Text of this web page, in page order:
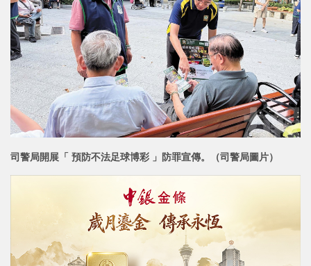
司警局開展「 預防不法足球博彩 」防罪宣傳。（司警局圖片）